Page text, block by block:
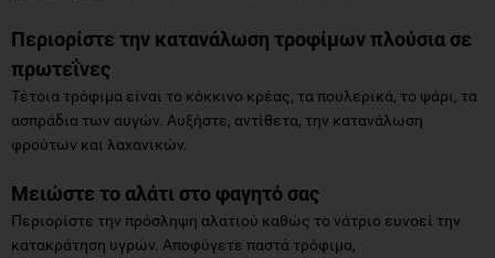
Περιορίστε την κατανάλωση τροφίμων πλούσια σε
πρωτεΐνες
Τέτοια τρόφιμα είναι το κόκκινο κρέας, τα πουλερικά, το ψάρι, τα
ασπράδια των αυγών. Αυξήστε, αντίθετα, την κατανάλωση
φρούτων και λαχανικών.
Μειώστε το αλάτι στο φαγητό σας
Περιορίστε την πρόσληψη αλατιού καθώς το νάτριο ευνοεί την
κατακράτηση υγρών. Αποφύγετε παστά τρόφιμα,